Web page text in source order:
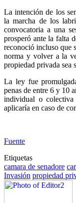
La intención de los
la marcha de los
convocatoria a una
prosperó ante la falta
reconoció incluso que
norma y volver a la
propiedad privada sea
La ley fue
penas de entre 6 y 10
individual o colectiva
aplicaría en caso de
Fuente
Etiquetas
camara de senadore
Invasión propiedad